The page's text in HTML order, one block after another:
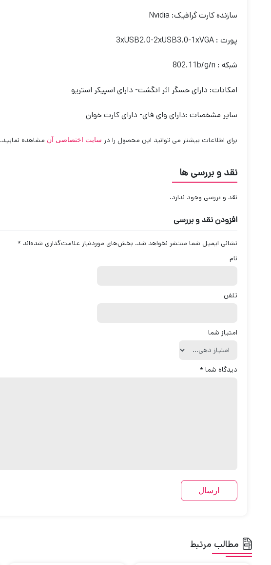
سازنده کارت گرافیک: Nvidia
پورت : 3xUSB2.0-2xUSB3.0-1xVGA
شبکه : 802.11b/g/n
امکانات: دارای حسگر اثر انگشت- دارای اسپیکر استریو
سایر مشخصات :دارای وای فای- دارای کارت خوان
برای اطلاعات بیشتر می توانید این محصول را در سایت اختصاصی آن مشاهده نمایید.
نقد و بررسی ها
نقد و بررسی وجود ندارد.
افزودن نقد و بررسی
نشانی ایمیل شما منتشر نخواهد شد. بخش‌های موردنیاز علامت‌گذاری شده‌اند *
نام
تلفن
امتیاز شما
دیدگاه شما *
مطالب مرتبط